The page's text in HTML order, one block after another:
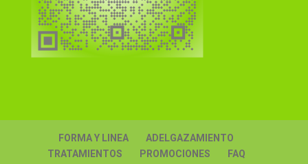
FORMA Y LINEA
ADELGAZAMIENTO
TRATAMIENTOS
PROMOCIONES
FAQ